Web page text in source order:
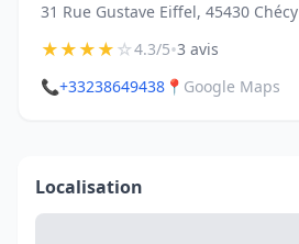
31 Rue Gustave Eiffel, 45430 Chécy
★★★★☆4.3/5•3 avis
📞+33238649438 📍 Google Maps
Localisation